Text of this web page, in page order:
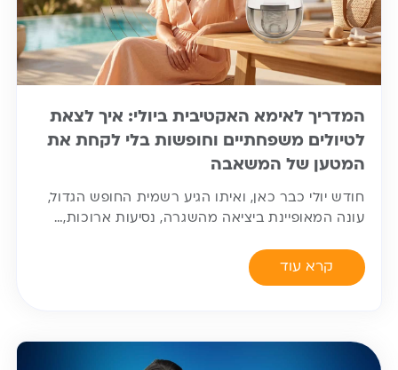
המדריך לאימא האקטיבית ביולי: איך לצאת
לטיולים משפחתיים וחופשות בלי לקחת את
המטען של המשאבה
חודש יולי כבר כאן, ואיתו הגיע רשמית החופש הגדול,
עונה המאופיינת ביציאה מהשגרה, נסיעות ארוכות,…
קרא עוד